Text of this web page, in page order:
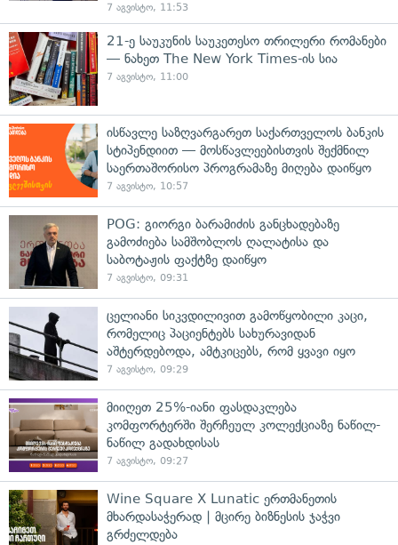
7 აგვისტო, 11:53
21-ე საუკუნის საუკეთესო თრილერი რომანები
— ნახეთ The New York Times-ის სია
7 აგვისტო, 11:00
ისწავლე საზღვარგარეთ საქართველოს ბანკის
სტიპენდიით — მოსწავლეებისთვის შექმნილ
საერთაშორისო პროგრამაზე მიღება დაიწყო
7 აგვისტო, 10:57
POG: გიორგი ბარამიძის განცხადებაზე
გამოძიება სამშობლოს ღალატისა და
საბოტაჟის ფაქტზე დაიწყო
7 აგვისტო, 09:31
ცელიანი სიკვდილივით გამოწყობილი კაცი,
რომელიც პაციენტებს სახურავიდან
აშტერდებოდა, ამტკიცებს, რომ ყვავი იყო
7 აგვისტო, 09:29
მიიღეთ 25%-იანი ფასდაკლება
კომფორტერში შერჩეულ კოლექციაზე ნაწილ-
ნაწილ გადახდისას
7 აგვისტო, 09:27
Wine Square X Lunatic ერთმანეთის
მხარდასაჭერად | მცირე ბიზნესის ჯაჭვი
გრძელდება